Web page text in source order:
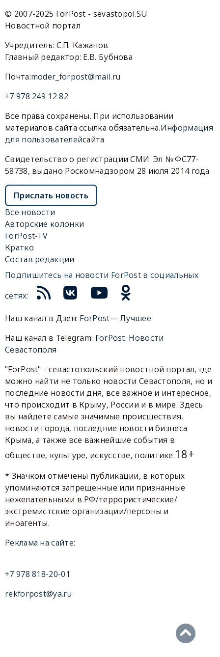
© 2007-2025 ForPost - sevastopol.SU
Новостной портал
Учредитель: С.П. Кажанов
Главный редактор: Е.В. Бубнова
Почта:moder_forpost@mail.ru
+7 978 249 12 82
Все права сохранены. При использовании
материалов сайта ссылка обязательна.Информация
для пользователейсайта
Свидетельство о регистрации СМИ: Эл № ФС77-
58738, выдано Роскомнадзором 28 июля 2014 года
Прислать новость
Все новости
Авторские колонки
ForPost-TV
Кратко
Состав редакции
Подпишитесь на новости ForPost в социальных
сетях:
Наш канал в Дзен: ForPost— Лучшее
Наш канал в Telegram: ForPost. Новости
Севастополя
"ForPost" - севастопольский новостной портал, где
можно найти не только новости Севастополя, но и
последние новости дня, все важное и интересное,
что происходит в Крыму, России и в мире. Здесь
вы найдете самые значимые происшествия,
новости города, последние новости бизнеса
Крыма, а также все важнейшие события в
обществе, культуре, искусстве, политике.18+
* Значком отмечены публикации, в которых
упоминаются запрещенные или признанные
нежелательными в РФ/террористические/
экстремистские организации/персоны и
иноагенты.
Реклама на сайте:
+7 978 818-20-01
rekforpost@ya.ru